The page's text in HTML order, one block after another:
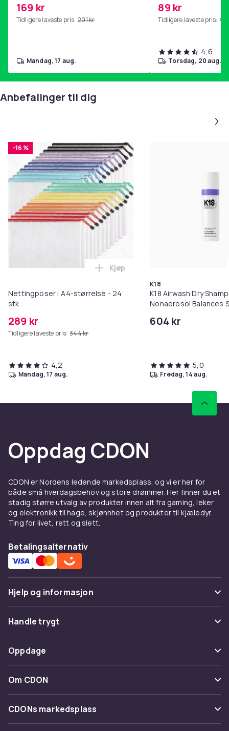
hjemmegymnastikk Pink
169 kr
Tidligere laveste pris: 201 kr
mandag, 17 aug.
89 kr
Tidligere laveste pris: 99
4,6
torsdag, 20 aug.
Anbefalinger til dig
-16 %
Nettingposer i A4-størrelse - 24
stk.
289 kr
Tidligere laveste pris: 344 kr
Legg Nettingposer i A4-
Kjøp
4,2
mandag, 17 aug.
K18
K18 Airwash Dry
Nonaerosol Balances
604 kr
5,0
fredag, 14 aug.
Oppdag CDON
CDON er Nordens ledende markedsplass, og vi er her for
både små hverdagsbehov og store drømmer. Her finner du et
stadig større utvalg av produkter innen alt fra gaming, leker
og elektronikk til hage, skjønnhet og produkter til kjæledyr.
Ting for livet, rett og slett.
Betalingsalternativ
Hjelp og informasjon
Vanlige spørsmål
Spor pakke
Angre & returner her
Kontakt oss
Handle trygt
Betaling
Levering
Tilbakekallinger
Oppdage
Kategorier
Varemerker
Om CDON
Om oss
Kundeanmeldelser
CDONs markedsplass